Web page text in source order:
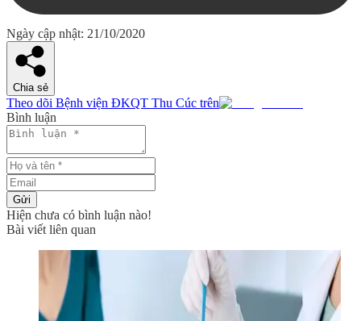
Ngày cập nhật: 21/10/2020
Chia sẻ
Theo dõi Bệnh viện ĐKQT Thu Cúc trên
Bình luận
Gửi
Hiện chưa có bình luận nào!
Bài viết liên quan